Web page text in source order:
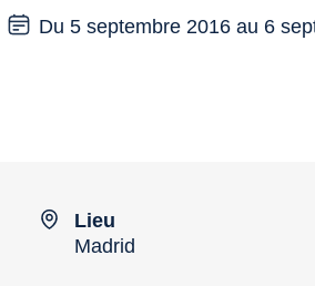
Du 5 septembre 2016 au 6
Lieu
Madrid